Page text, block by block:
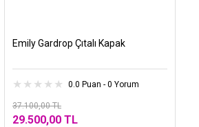
Emily Gardrop Çıtalı Kapak
0.0 Puan - 0 Yorum
37.100,00 TL
29.500,00 TL